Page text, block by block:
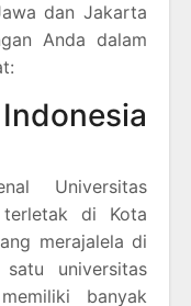
dan Jakarta
Anda dalam
Universitas
terletak di Kota
merajalela di
universitas
banyak